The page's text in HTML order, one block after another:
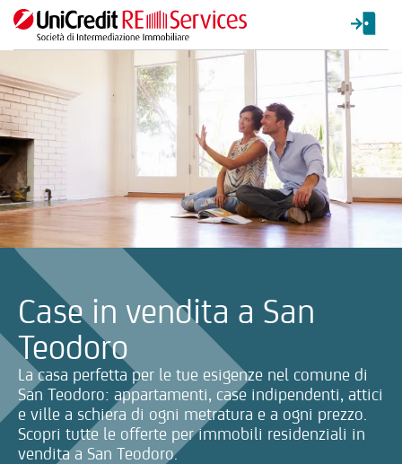
Case in vendita a San
Teodoro
La casa perfetta per le tue esigenze nel comune di
San Teodoro: appartamenti, case indipendenti, attici
e ville a schiera di ogni metratura e a ogni prezzo.
Scopri tutte le offerte per immobili residenziali in
vendita a San Teodoro.
La ricerca verrà inviata automaticamente alla selezione delle